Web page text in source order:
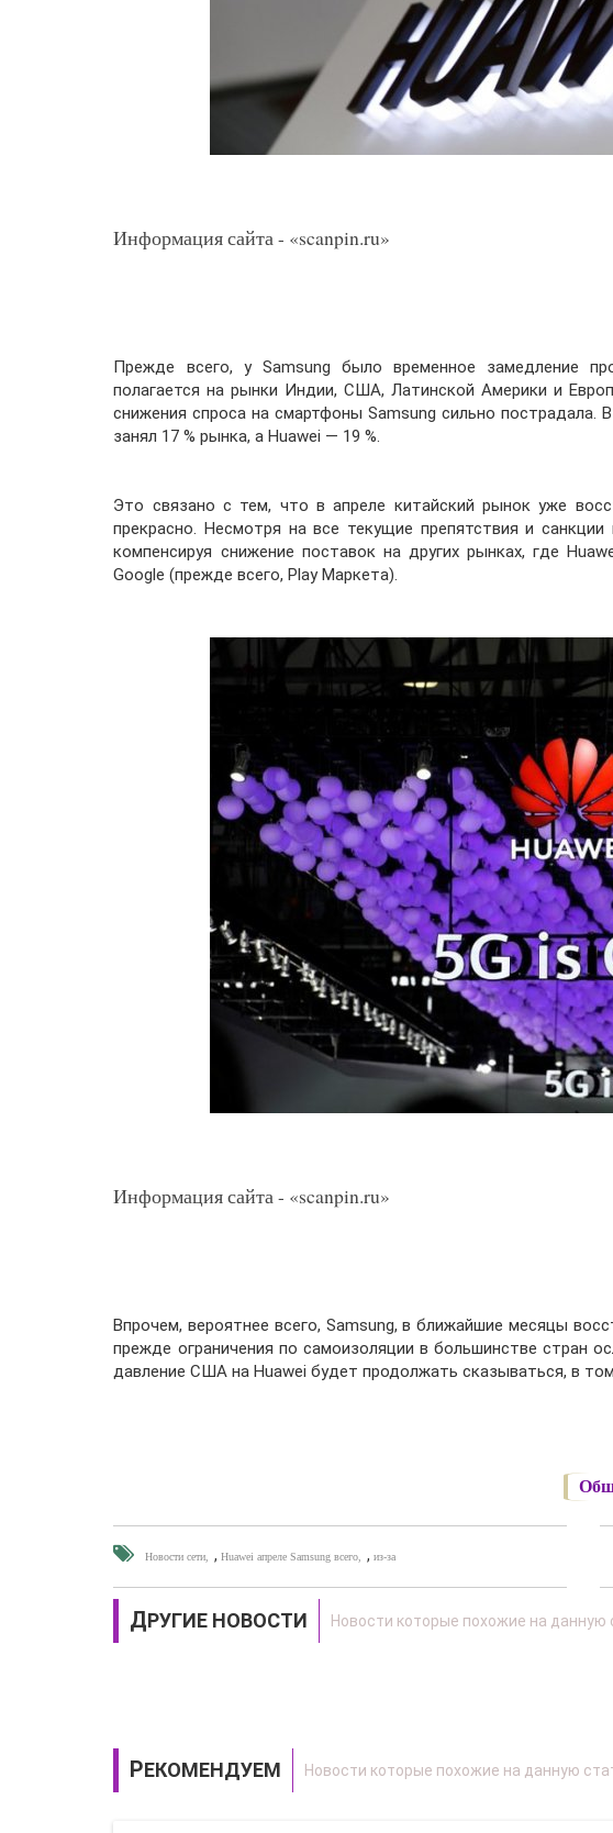
Информация сайта - «scanpin.ru»
Прежде всего, у Samsung было временное замедление
полагается на рынки Индии, США, Латинской Америки и
снижения спроса на смартфоны Samsung сильно пострадала. В
занял 17 % рынка, а Huawei — 19 %.
Это связано с тем, что в апреле китайский рынок уже
прекрасно. Несмотря на все текущие препятствия и
компенсируя снижение поставок на других рынках, где
Google (прежде всего, Play Маркета).
Информация сайта - «scanpin.ru»
Впрочем, вероятнее всего, Samsung, в ближайшие месяцы
прежде ограничения по самоизоляции в большинстве стран
давление США на Huawei будет продолжать сказываться, в
Новости сети ,Huawei апреле Samsung всего ,из-за
ДРУГИЕ НОВОСТИ
РЕКОМЕНДУЕМ